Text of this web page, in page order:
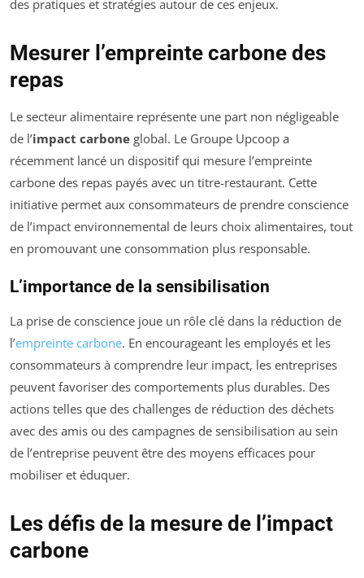
des pratiques et stratégies autour de ces enjeux.
Mesurer l’empreinte carbone des
repas
Le secteur alimentaire représente une part non négligeable
de l’impact carbone global. Le Groupe Upcoop a
récemment lancé un dispositif qui mesure l’empreinte
carbone des repas payés avec un titre-restaurant. Cette
initiative permet aux consommateurs de prendre conscience
de l’impact environnemental de leurs choix alimentaires, tout
en promouvant une consommation plus responsable.
L’importance de la sensibilisation
La prise de conscience joue un rôle clé dans la réduction de
l’empreinte carbone. En encourageant les employés et les
consommateurs à comprendre leur impact, les entreprises
peuvent favoriser des comportements plus durables. Des
actions telles que des challenges de réduction des déchets
avec des amis ou des campagnes de sensibilisation au sein
de l’entreprise peuvent être des moyens efficaces pour
mobiliser et éduquer.
Les défis de la mesure de l’impact
carbone